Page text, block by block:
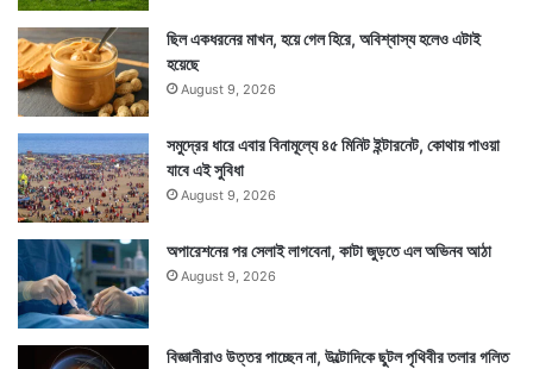
ছিল একধরনের মাখন, হয়ে গেল হিরে, অবিশ্বাস্য হলেও এটাই
হয়েছে
August 9, 2026
সমুদ্রের ধারে এবার বিনামূল্যে ৪৫ মিনিট ইন্টারনেট, কোথায় পাওয়া
যাবে এই সুবিধা
August 9, 2026
অপারেশনের পর সেলাই লাগবেনা, কাটা জুড়তে এল অভিনব আঠা
August 9, 2026
বিজ্ঞানীরাও উত্তর পাচ্ছেন না, উল্টোদিকে ছুটল পৃথিবীর তলার গলিত